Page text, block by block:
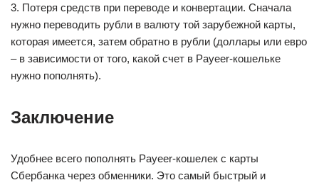
3. Потеря средств при переводе и конвертации. Сначала
нужно переводить рубли в валюту той зарубежной карты,
которая имеется, затем обратно в рубли (доллары или евро
– в зависимости от того, какой счет в Payeer-кошельке
нужно пополнять).
Заключение
Удобнее всего пополнять Payeer-кошелек с карты
Сбербанка через обменники. Это самый быстрый и